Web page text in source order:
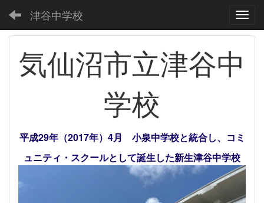
津谷中学校
気仙沼市立津谷中
学校
平成29年（2017年）4月 小泉中学校と統合し、コミ
ュニティ・スクールとして誕生した新生津谷中学校